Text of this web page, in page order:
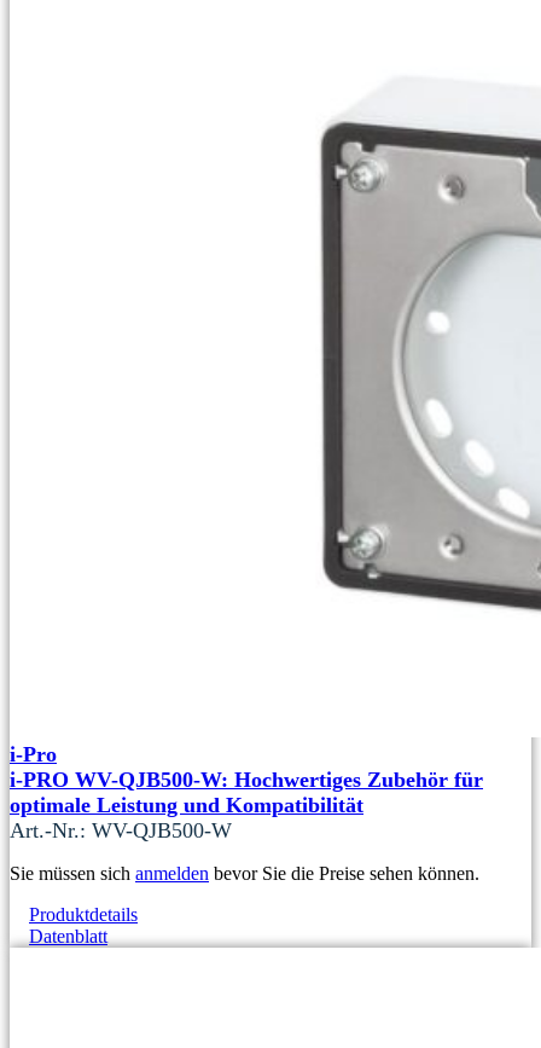
i-Pro
i-PRO WV-QJB500-W: Hochwertiges Zubehör für
optimale Leistung und Kompatibilität
Art.-Nr.: WV-QJB500-W
Sie müssen sich anmelden bevor Sie die Preise sehen können.
Produktdetails
Datenblatt